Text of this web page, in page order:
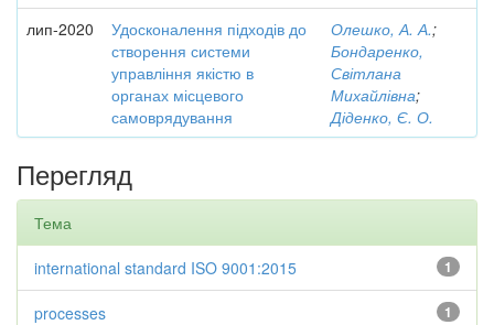
лип-2020
Удосконалення підходів до
створення системи
управління якістю в
органах місцевого
самоврядування
Олешко, А. А.;
Бондаренко,
Світлана
Михайлівна;
Діденко, Є. О.
Перегляд
Тема
1
international standard ISO 9001:2015
1
processes